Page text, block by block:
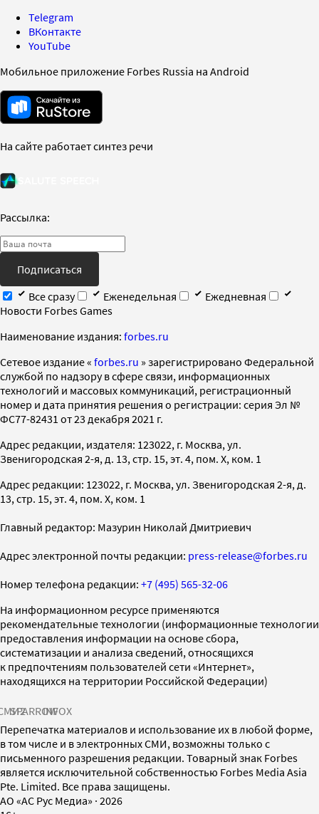
Telegram
ВКонтакте
YouTube
Мобильное приложение Forbes Russia на Android
На сайте работает синтез речи
Рассылка:
Подписаться
Все сразу
Еженедельная
Ежедневная
Новости Forbes Games
Наименование издания: forbes.ru
Cетевое издание « forbes.ru » зарегистрировано Федеральной
службой по надзору в сфере связи, информационных
технологий и массовых коммуникаций, регистрационный
номер и дата принятия решения о регистрации: серия Эл №
ФС77-82431 от 23 декабря 2021 г.
Адрес редакции, издателя: 123022, г. Москва, ул.
Звенигородская 2-я, д. 13, стр. 15, эт. 4, пом. X, ком. 1
Адрес редакции: 123022, г. Москва, ул. Звенигородская 2-я, д.
13, стр. 15, эт. 4, пом. X, ком. 1
Главный редактор: Мазурин Николай Дмитриевич
Адрес электронной почты редакции: press-release@forbes.ru
Номер телефона редакции: +7 (495) 565-32-06
На информационном ресурсе применяются
рекомендательные технологии (информационные технологии
предоставления информации на основе сбора,
систематизации и анализа сведений, относящихся
к предпочтениям пользователей сети «Интернет»,
находящихся на территории Российской Федерации)
SPARROWINFOX
Перепечатка материалов и использование их в любой форме,
в том числе и в электронных СМИ, возможны только с
письменного разрешения редакции. Товарный знак Forbes
является исключительной собственностью Forbes Media Asia
Pte. Limited. Все права защищены.
AO «АС Рус Медиа» · 2026